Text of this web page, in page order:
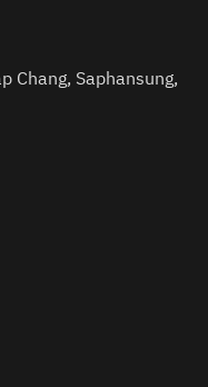
Chang, Saphansung,